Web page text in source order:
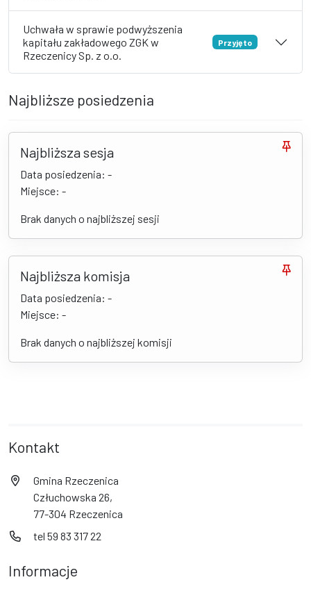
Uchwała w sprawie podwyższenia
kapitału zakładowego ZGK w
Rzeczenicy Sp. z o.o.
Przyjęto
Najbliższe posiedzenia
Najbliższa sesja
Data posiedzenia: -
Miejsce: -
Brak danych o najbliższej sesji
Najbliższa komisja
Data posiedzenia: -
Miejsce: -
Brak danych o najbliższej komisji
Kontakt
Gmina Rzeczenica
Człuchowska 26,
77-304 Rzeczenica
tel 59 83 317 22
Informacje